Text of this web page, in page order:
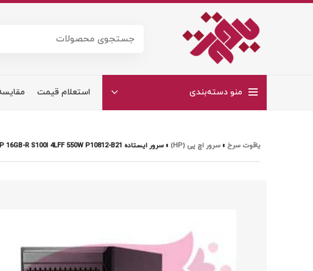
منو دسته‌بندی استعلام قیمت
یاقوت سرخ »سرور اچ پی (HP) »سرور ایستاده HPE ML110 GEN10 4208 1P 16GB-R S100I 4LFF 550W P10812-B21